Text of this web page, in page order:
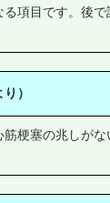
項目です。後
）
梗塞の兆しが